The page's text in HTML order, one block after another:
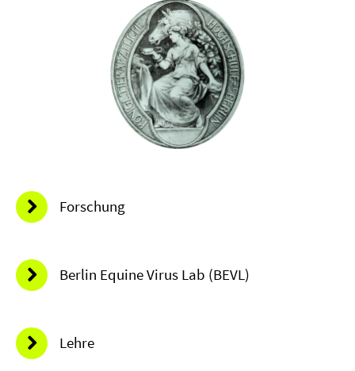
Forschung
Berlin Equine Virus Lab (BEVL)
Lehre